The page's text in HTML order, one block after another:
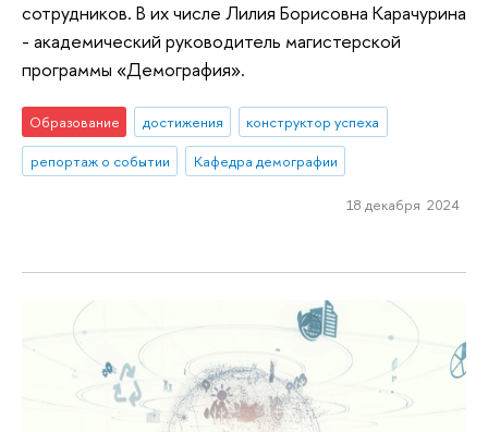
сотрудников. В их числе Лилия Борисовна Карачурина
- академический руководитель магистерской
программы «Демография».
Образование достижения
конструктор успеха
репортаж о событии
Кафедра демографии
18 декабря 2024